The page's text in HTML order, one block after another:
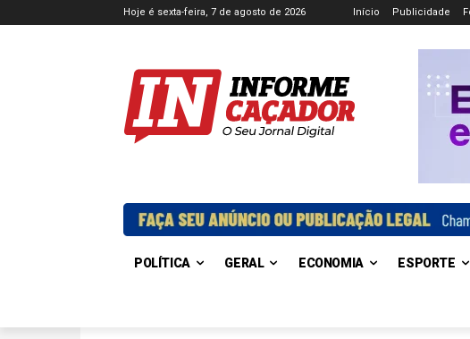
Hoje é sexta-feira, 7 de agosto de 2026 Início Publicidade
POLÍTICA GERAL ECONOMIA ESPORTE